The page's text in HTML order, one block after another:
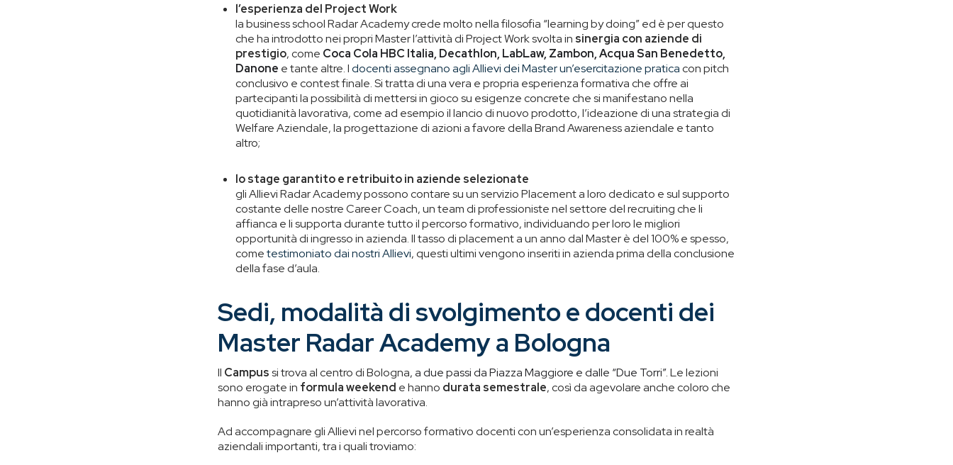
l’esperienza del Project Work
la business school Radar Academy crede molto nella filosofia “learning by doing” ed è per questo
che ha introdotto nei propri Master l’attività di Project Work svolta in sinergia con aziende di
prestigio, come Coca Cola HBC Italia, Decathlon, LabLaw, Zambon, Acqua San Benedetto,
Danone e tante altre. Idocenti assegnano agli Allievi dei Master un’esercitazione praticacon pitch
conclusivo e contest finale. Si tratta di una vera e propria esperienza formativa che offre ai
partecipanti la possibilità di mettersi in gioco su esigenze concrete che si manifestano nella
quotidianità lavorativa, come ad esempio il lancio di nuovo prodotto, l’ideazione di una strategia di
Welfare Aziendale, la progettazione di azioni a favore della Brand Awareness aziendale e tanto
altro;
lo stage garantito e retribuito in aziende selezionate
gli Allievi Radar Academy possono contare su un servizio Placement a loro dedicato e sul supporto
costante delle nostre Career Coach, un team di professioniste nel settore del recruiting che li
affianca e li supporta durante tutto il percorso formativo, individuando per loro le migliori
opportunità di ingresso in azienda. Il tasso di placement a un anno dal Master è del 100% e spesso,
cometestimoniato dai nostri Allievi, questi ultimi vengono inseriti in azienda prima della conclusione
della fase d’aula.
Sedi, modalità di svolgimento e docenti dei
Master Radar Academy a Bologna
Il Campussi trova al centro di Bologna, a due passi da Piazza Maggiore e dalle “Due Torri”.Le lezioni
sono erogate in formula weekend ehanno durata semestrale, così da agevolare anche coloro che
hanno già intrapreso un’attività lavorativa.
Ad accompagnare gli Allievi nel percorso formativo docenti con un’esperienza consolidata in realtà
aziendali importanti, tra i quali troviamo: